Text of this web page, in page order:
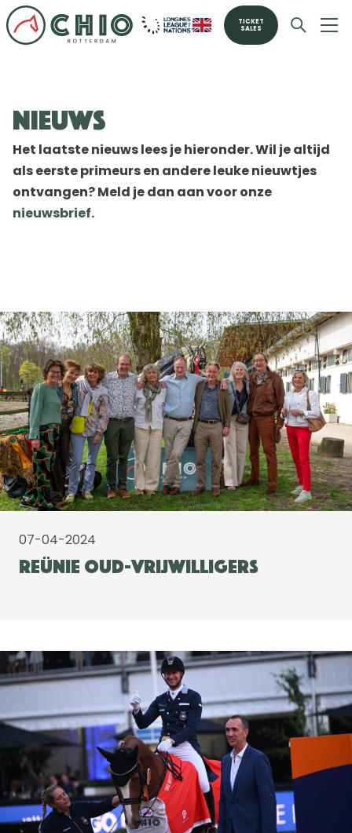
TICKET
SALES
Nieuws
Het laatste nieuws lees je hieronder. Wil je altijd
als eerste primeurs en andere leuke nieuwtjes
ontvangen? Meld je dan aan voor onze
nieuwsbrief.
07-04-2024
Reünie oud-vrijwilligers